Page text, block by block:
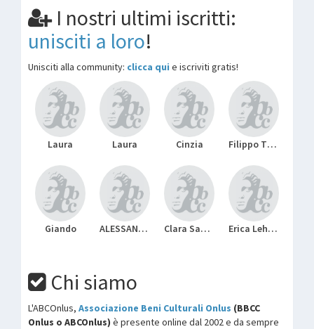
I nostri ultimi iscritti:
unisciti a loro!
Unisciti alla community: clicca qui e iscriviti gratis!
Laura Laura Cinzia Filippo Tincolini Studio
Giando ALESSANDRA Clara Sanchis Erica Lehmann
Chi siamo
L'ABCOnlus, Associazione Beni Culturali Onlus (BBCC
Onlus o ABCOnlus) è presente online dal 2002 e da sempre